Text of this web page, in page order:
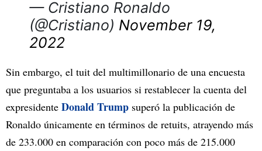
— Cristiano Ronaldo
(@Cristiano) November 19,
2022
Sin embargo, el tuit del multimillonario de una encuesta
que preguntaba a los usuarios si restablecer la cuenta del
expresidente Donald Trump superó la publicación de
Ronaldo únicamente en términos de retuits, atrayendo más
de 233.000 en comparación con poco más de 215.000